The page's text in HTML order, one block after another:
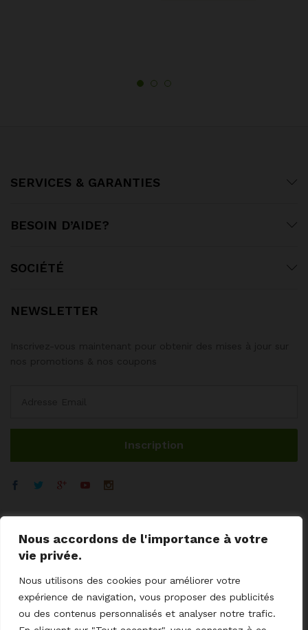
Nous accordons de l'importance à votre
vie privée.
Nous utilisons des cookies pour améliorer votre
expérience de navigation, vous proposer des publicités
ou des contenus personnalisés et analyser notre trafic.
SERVICES & GARANTIES
BESOIN D’AIDE?
SOCIÉTÉ
NEWSLETTER